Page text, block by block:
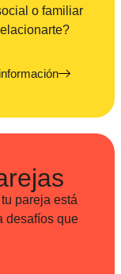
o familiar
pareja está
desafíos que